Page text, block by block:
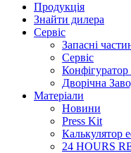
Продукція
Знайти дилера
Сервіс
Запасні
Сервіс
Конфігуратор
Дворічна
Матеріали
Новини
Press Kit
Калькулятор
24 HOURS